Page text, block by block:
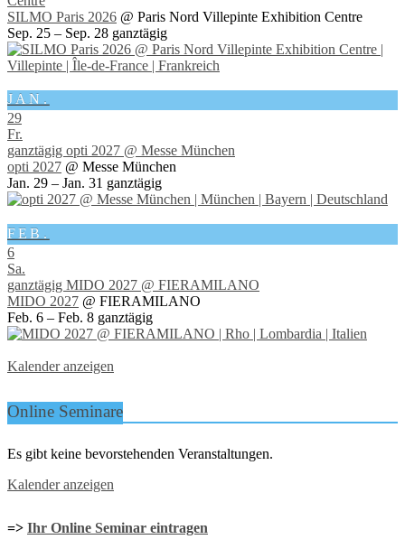
SILMO Paris 2026 @ Paris Nord Villepinte Exhibition Centre
Sep. 25 – Sep. 28 ganztägig
JAN.
29
Fr.
ganztägig opti 2027 @ Messe München
opti 2027 @ Messe München
Jan. 29 – Jan. 31 ganztägig
FEB.
6
Sa.
ganztägig MIDO 2027 @ FIERAMILANO
MIDO 2027 @ FIERAMILANO
Feb. 6 – Feb. 8 ganztägig
Kalender anzeigen
Online Seminare
Es gibt keine bevorstehenden Veranstaltungen.
Kalender anzeigen
=> Ihr Online Seminar eintragen